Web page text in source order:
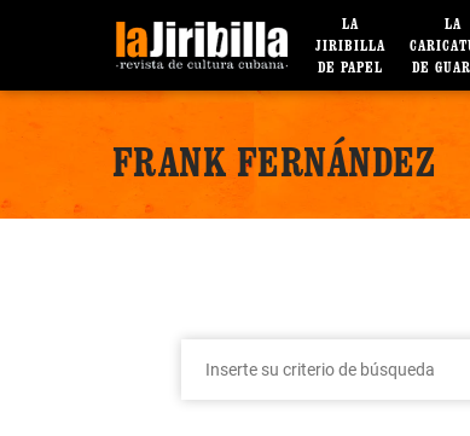
LA
JIRIBILLA
DE PAPEL
LA
DE
FRANK FERNÁNDEZ